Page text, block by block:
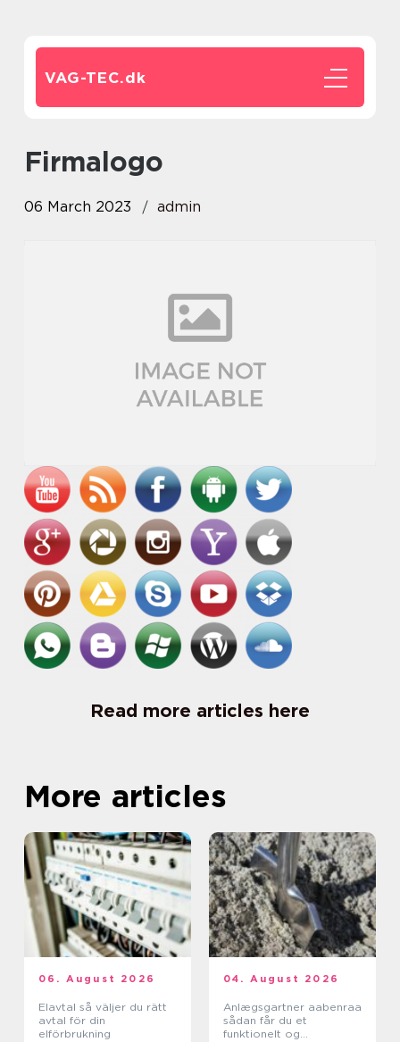
VAG-TEC.dk
firmalogo
06 March 2023 admin
Read more articles here
More articles
06. August 2026
Elavtal så väljer du rätt
avtal för din
elförbrukning
04. August 2026
Anlægsgartner aabenraa
sådan får du et
funktionelt og